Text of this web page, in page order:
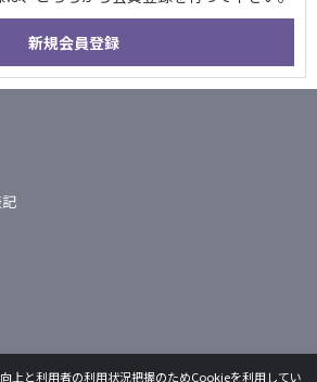
上と利用者の利用状況把握のためCookieを利用してい